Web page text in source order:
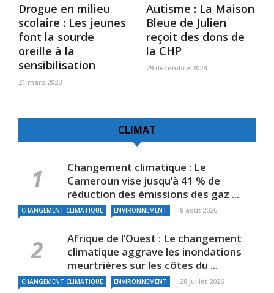
Drogue en milieu
scolaire : Les jeunes
font la sourde
oreille à la
sensibilisation
21 mars 2023
Autisme : La Maison
Bleue de Julien
reçoit des dons de
la CHP
29 décembre 2024
CLIMAT
Changement climatique : Le
Cameroun vise jusqu’à 41 % de
réduction des émissions des gaz ...
CHANGEMENT CLIMATIQUE ENVIRONNEMENT 8 août 2026
Afrique de l’Ouest : Le changement
climatique aggrave les inondations
meurtrières sur les côtes du ...
CHANGEMENT CLIMATIQUE ENVIRONNEMENT 28 juillet 2026